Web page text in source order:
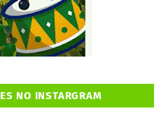
NO INSTARGRAM